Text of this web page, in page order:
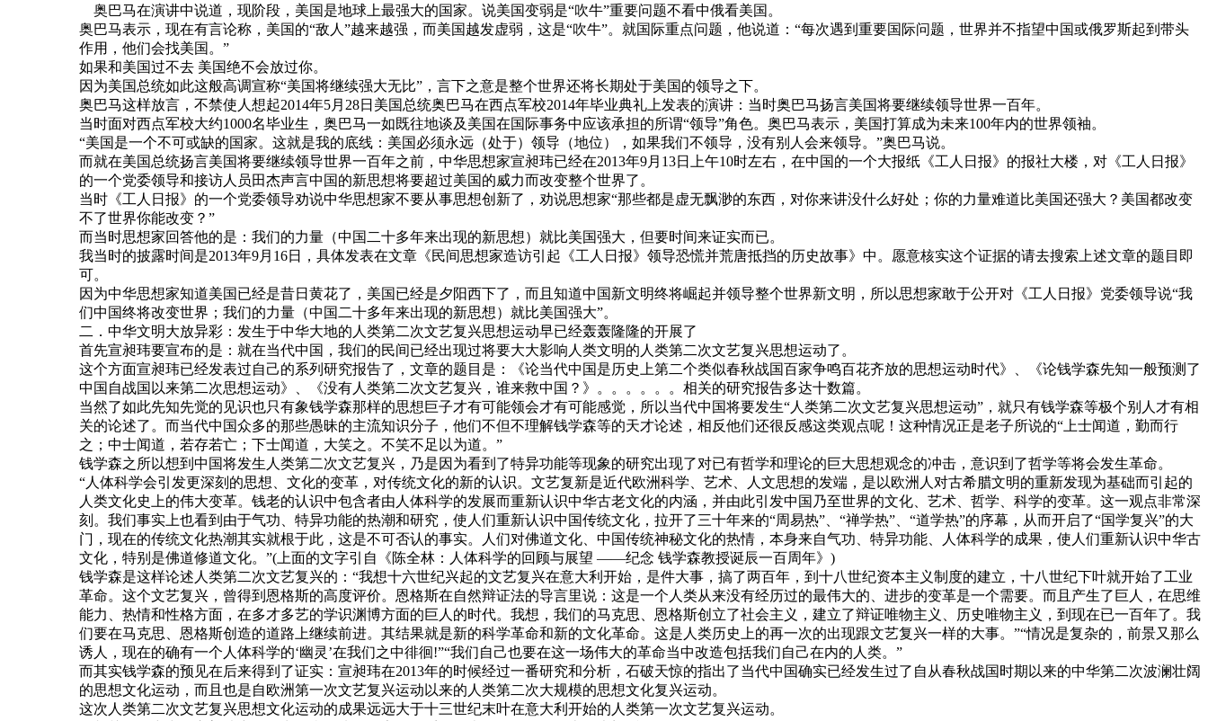
奥巴马在演讲中说道，现阶段，美国是地球上最强大的国家。说美国变弱是“吹牛”重要问题不看中俄看美国。
奥巴马表示，现在有言论称，美国的“敌人”越来越强，而美国越发虚弱，这是“吹牛”。就国际重点问题，他说道：“每次遇到重要国际问题，世界并不指望中国或俄罗斯起到带头
作用，他们会找美国。”
如果和美国过不去 美国绝不会放过你。
因为美国总统如此这般高调宣称“美国将继续强大无比”，言下之意是整个世界还将长期处于美国的领导之下。
奥巴马这样放言，不禁使人想起2014年5月28日美国总统奥巴马在西点军校2014年毕业典礼上发表的演讲：当时奥巴马扬言美国将要继续领导世界一百年。
当时面对西点军校大约1000名毕业生，奥巴马一如既往地谈及美国在国际事务中应该承担的所谓“领导”角色。奥巴马表示，美国打算成为未来100年内的世界领袖。
“美国是一个不可或缺的国家。这就是我的底线：美国必须永远（处于）领导（地位），如果我们不领导，没有别人会来领导。”奥巴马说。
而就在美国总统扬言美国将要继续领导世界一百年之前，中华思想家宣昶玮已经在2013年9月13日上午10时左右，在中国的一个大报纸《工人日报》的报社大楼，对《工人日报》
的一个党委领导和接访人员田杰声言中国的新思想将要超过美国的威力而改变整个世界了。
当时《工人日报》的一个党委领导劝说中华思想家不要从事思想创新了，劝说思想家“那些都是虚无飘渺的东西，对你来讲没什么好处；你的力量难道比美国还强大？美国都改变
不了世界你能改变？”
而当时思想家回答他的是：我们的力量（中国二十多年来出现的新思想）就比美国强大，但要时间来证实而已。
我当时的披露时间是2013年9月16日，具体发表在文章《民间思想家造访引起《工人日报》领导恐慌并荒唐抵挡的历史故事》中。愿意核实这个证据的请去搜索上述文章的题目即
可。
因为中华思想家知道美国已经是昔日黄花了，美国已经是夕阳西下了，而且知道中国新文明终将崛起并领导整个世界新文明，所以思想家敢于公开对《工人日报》党委领导说“我
们中国终将改变世界；我们的力量（中国二十多年来出现的新思想）就比美国强大”。
二．中华文明大放异彩：发生于中华大地的人类第二次文艺复兴思想运动早已经轰轰隆隆的开展了
首先宣昶玮要宣布的是：就在当代中国，我们的民间已经出现过将要大大影响人类文明的人类第二次文艺复兴思想运动了。
这个方面宣昶玮已经发表过自己的系列研究报告了，文章的题目是：《论当代中国是历史上第二个类似春秋战国百家争鸣百花齐放的思想运动时代》、《论钱学森先知一般预测了
中国自战国以来第二次思想运动》、《没有人类第二次文艺复兴，谁来救中国？》。。。。。。相关的研究报告多达十数篇。
当然了如此先知先觉的见识也只有象钱学森那样的思想巨子才有可能领会才有可能感觉，所以当代中国将要发生“人类第二次文艺复兴思想运动”，就只有钱学森等极个别人才有相
关的论述了。而当代中国众多的那些愚昧的主流知识分子，他们不但不理解钱学森等的天才论述，相反他们还很反感这类观点呢！这种情况正是老子所说的“上士闻道，勤而行
之；中士闻道，若存若亡；下士闻道，大笑之。不笑不足以为道。”
钱学森之所以想到中国将发生人类第二次文艺复兴，乃是因为看到了特异功能等现象的研究出现了对已有哲学和理论的巨大思想观念的冲击，意识到了哲学等将会发生革命。
“人体科学会引发更深刻的思想、文化的变革，对传统文化的新的认识。文艺复新是近代欧洲科学、艺术、人文思想的发端，是以欧洲人对古希腊文明的重新发现为基础而引起的
人类文化史上的伟大变革。钱老的认识中包含者由人体科学的发展而重新认识中华古老文化的内涵，并由此引发中国乃至世界的文化、艺术、哲学、科学的变革。这一观点非常深
刻。我们事实上也看到由于气功、特异功能的热潮和研究，使人们重新认识中国传统文化，拉开了三十年来的“周易热”、“禅学热”、“道学热”的序幕，从而开启了“国学复兴”的大
门，现在的传统文化热潮其实就根于此，这是不可否认的事实。人们对佛道文化、中国传统神秘文化的热情，本身来自气功、特异功能、人体科学的成果，使人们重新认识中华古
文化，特别是佛道修道文化。”(上面的文字引自《陈全林：人体科学的回顾与展望 ——纪念 钱学森教授诞辰一百周年》)
钱学森是这样论述人类第二次文艺复兴的：“我想十六世纪兴起的文艺复兴在意大利开始，是件大事，搞了两百年，到十八世纪资本主义制度的建立，十八世纪下叶就开始了工业
革命。这个文艺复兴，曾得到恩格斯的高度评价。恩格斯在自然辩证法的导言里说：这是一个人类从来没有经历过的最伟大的、进步的变革是一个需要。而且产生了巨人，在思维
能力、热情和性格方面，在多才多艺的学识渊博方面的巨人的时代。我想，我们的马克思、恩格斯创立了社会主义，建立了辩证唯物主义、历史唯物主义，到现在已一百年了。我
们要在马克思、恩格斯创造的道路上继续前进。其结果就是新的科学革命和新的文化革命。这是人类历史上的再一次的出现跟文艺复兴一样的大事。”“情况是复杂的，前景又那么
诱人，现在的确有一个人体科学的‘幽灵’在我们之中徘徊!”“我们自己也要在这一场伟大的革命当中改造包括我们自己在内的人类。”
而其实钱学森的预见在后来得到了证实：宣昶玮在2013年的时候经过一番研究和分析，石破天惊的指出了当代中国确实已经发生过了自从春秋战国时期以来的中华第二次波澜壮阔
的思想文化运动，而且也是自欧洲第一次文艺复兴运动以来的人类第二次大规模的思想文化复兴运动。
这次人类第二次文艺复兴思想文化运动的成果远远大于十三世纪末叶在意大利开始的人类第一次文艺复兴运动。